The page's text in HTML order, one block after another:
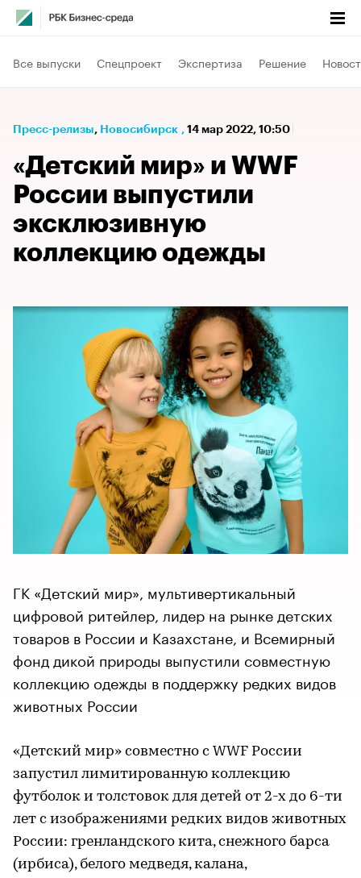
Все выпуски Спецпроект Экспертиза Решение
Пресс-релизы⁠, Новосибирск , 14 мар 2022, 10:50
«Детский мир» и WWF
России выпустили
эксклюзивную
коллекцию одежды
ГК «Детский мир», мультивертикальный
цифровой ритейлер, лидер на рынке детских
товаров в России и Казахстане, и Всемирный
фонд дикой природы выпустили совместную
коллекцию одежды в поддержку редких видов
животных России
«Детский мир» совместно с WWF России
запустил лимитированную коллекцию
футболок и толстовок для детей от 2-х до 6-ти
лет с изображениями редких видов животных
России: гренландского кита, снежного барса
(ирбиса), белого медведя, калана,